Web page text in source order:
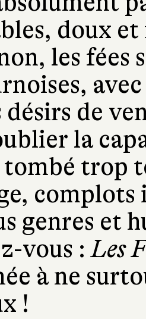
doux
les fées
désirs de
la
trop
genres et
vous :Les
à ne
!